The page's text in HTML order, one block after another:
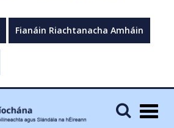
Fianáin Riachtanacha Amháin